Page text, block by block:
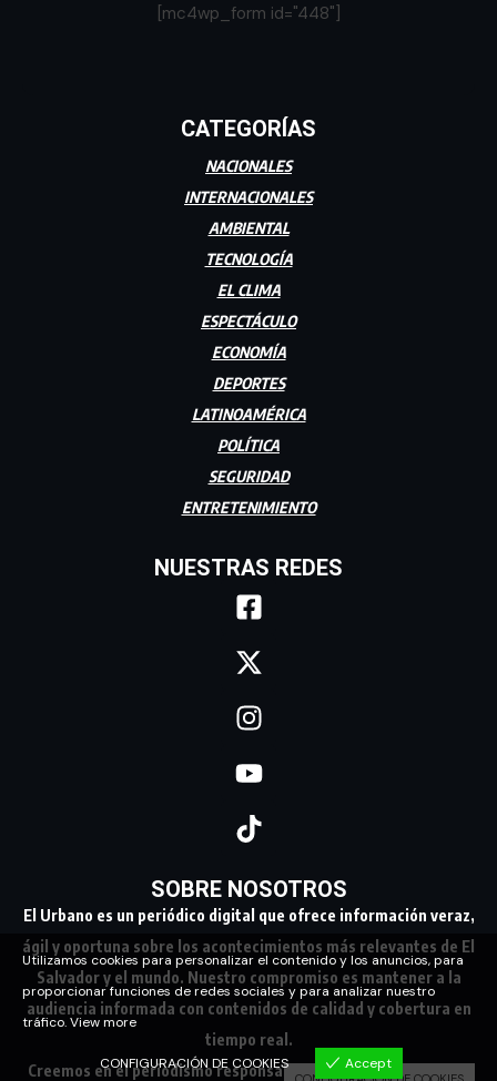
[mc4wp_form id="448"]
CATEGORÍAS
NACIONALES
INTERNACIONALES
AMBIENTAL
TECNOLOGÍA
EL CLIMA
ESPECTÁCULO
ECONOMÍA
DEPORTES
LATINOAMÉRICA
POLÍTICA
SEGURIDAD
ENTRETENIMIENTO
NUESTRAS REDES
SOBRE NOSOTROS
El Urbano es un periódico digital que ofrece información veraz,
ágil y oportuna sobre los acontecimientos más relevantes de El
Salvador y el mundo. Nuestro compromiso es mantener a la
audiencia informada con contenidos de calidad y cobertura en
tiempo real.
Creemos en el periodismo responsable, conectando a nuestra
Utilizamos cookies para personalizar el contenido y los anuncios, para
proporcionar funciones de redes sociales y para analizar nuestro
tráfico.View more
CONFIGURACIÓN DE COOKIES Accept